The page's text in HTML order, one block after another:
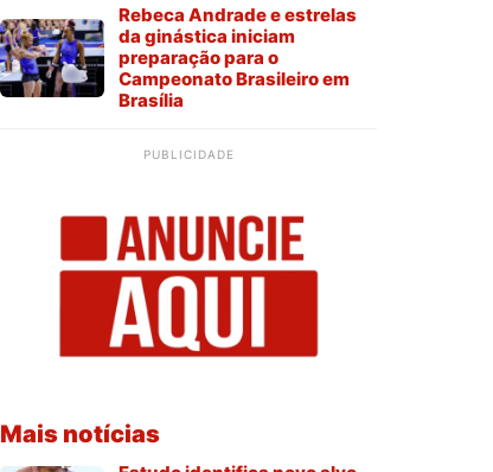
Rebeca Andrade e estrelas
da ginástica iniciam
preparação para o
Campeonato Brasileiro em
Brasília
PUBLICIDADE
Mais notícias